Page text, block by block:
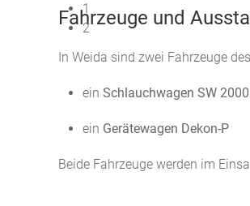
1
2
Fahrzeuge und
In Weida sind zwei Fahrzeuge des
ein Schlauchwagen SW 2000
ein Gerätewagen Dekon-P
Beide Fahrzeuge werden im